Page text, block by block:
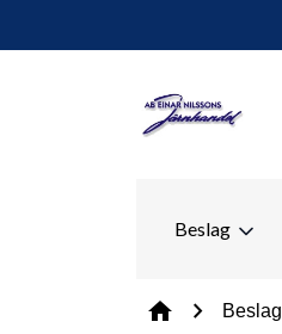
Beslag
home chevron_right Beslag